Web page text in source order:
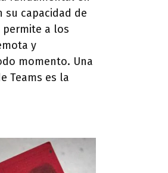
capacidad de
permite a los
y
momento. Una
Teams es la